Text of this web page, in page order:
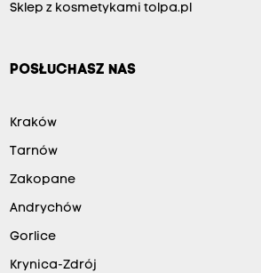
Sklep z kosmetykami tolpa.pl
POSŁUCHASZ NAS
Kraków
Tarnów
Zakopane
Andrychów
Gorlice
Krynica-Zdrój